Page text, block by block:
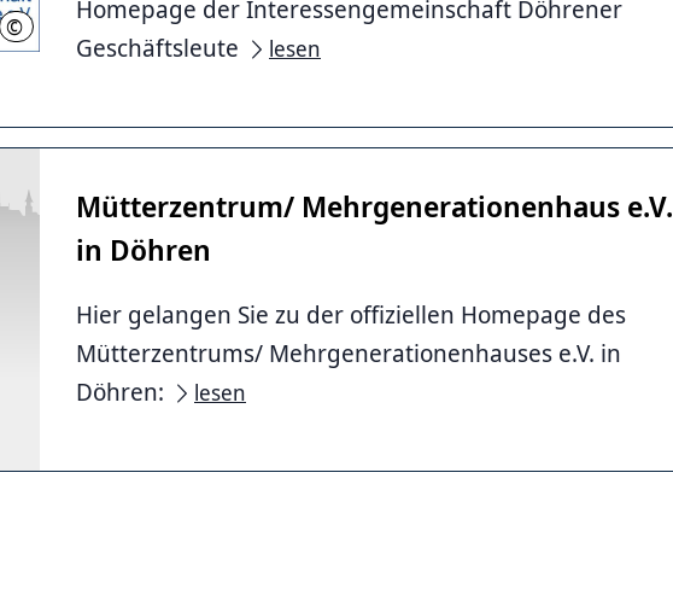
© IDG e.V.
Homepage der Interessengemeinschaft Döhrener
Geschäftsleute
lesen
Mütterzentrum/ Mehrgenerationenhaus e.V.
in Döhren
Hier gelangen Sie zu der offiziellen Homepage des
Mütterzentrums/ Mehrgenerationenhauses e.V. in
Döhren:
lesen